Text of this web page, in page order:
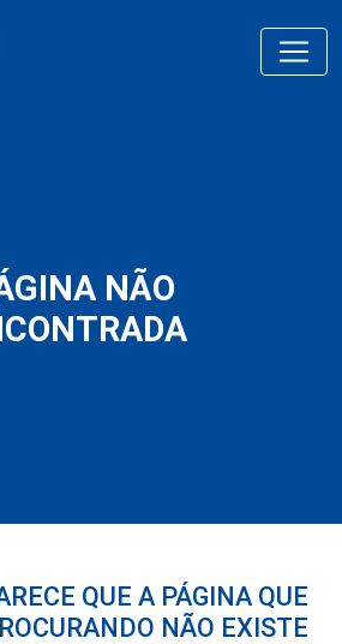
NÃO
QUE A PÁGINA QUE
NÃO EXISTE